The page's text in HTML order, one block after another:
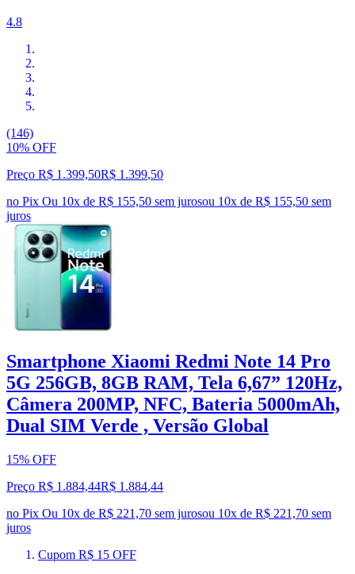
4.8
(146)
10% OFF
Preço R$ 1.399,50R$ 1.399,50
no Pix Ou 10x de R$ 155,50 sem jurosou 10x de R$ 155,50 sem
juros
Smartphone Xiaomi Redmi Note 14 Pro
5G 256GB, 8GB RAM, Tela 6,67” 120Hz,
Câmera 200MP, NFC, Bateria 5000mAh,
Dual SIM Verde , Versão Global
15% OFF
Preço R$ 1.884,44R$ 1.884,44
no Pix Ou 10x de R$ 221,70 sem jurosou 10x de R$ 221,70 sem
juros
Cupom R$ 15 OFF